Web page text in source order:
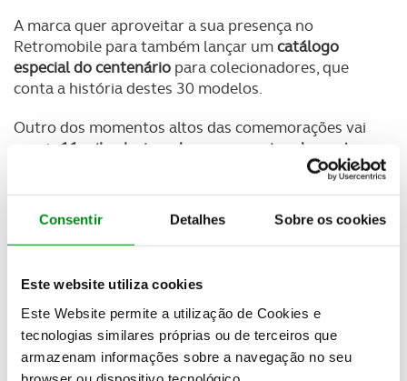
Consentir Detalhes Sobre os cookies
Este website utiliza cookies
Este Website permite a utilização de Cookies e
tecnologias similares próprias ou de terceiros que
armazenam informações sobre a navegação no seu
A marca quer aproveitar a sua presença no
Retromobile para também lançar umcatálogo
especial do centenário para colecionadores, que
conta a história destes 30 modelos.
Outro dos momentos altos das comemorações vai
reunir 11 mil colecionadores e aproximadamente
em Ferté-Vidame, local histórico,
onde se encontravam pistas de testes, abrigando o
desenvolvimento de vários modelos, em particular o